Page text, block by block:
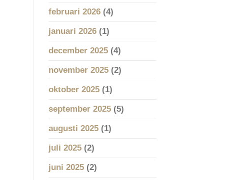
februari 2026(4)
januari 2026(1)
december 2025(4)
november 2025(2)
oktober 2025(1)
september 2025(5)
augusti 2025(1)
juli 2025(2)
juni 2025(2)